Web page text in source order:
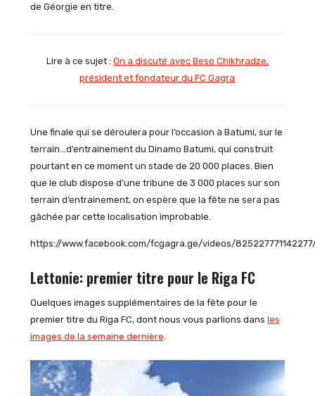
de Géorgie en titre.
Lire à ce sujet : On a discuté avec Beso Chikhradze,
président et fondateur du FC Gagra
Une finale qui se déroulera pour l’occasion à Batumi, sur le
terrain…d’entrainement du Dinamo Batumi, qui construit
pourtant en ce moment un stade de 20 000 places. Bien
que le club dispose d’une tribune de 3 000 places sur son
terrain d’entrainement, on espère que la fête ne sera pas
gâchée par cette localisation improbable.
https://www.facebook.com/fcgagra.ge/videos/
Lettonie: premier titre pour le Riga FC
Quelques images supplémentaires de la fête pour le
premier titre du Riga FC, dont nous vous parlions dans les
images de la semaine dernière.